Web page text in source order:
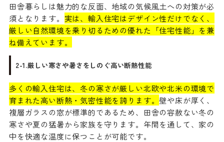
田舎暮らしは魅力的な反面、地域の気候風土への対策が必
須となります。 実は、輸入住宅はデザイン性だけでなく、
厳しい自然環境を乗り切るための優れた「住宅性能」を兼
ね備えています。
2-1.厳しい寒さや暑さをしのぐ高い断熱性能
多くの輸入住宅は、冬の寒さが厳しい北欧や北米の環境で
育まれた高い断熱・気密性能を誇ります。壁や床が厚く、
複層ガラスの窓が標準的であるため、田舎の容赦ない冬の
寒さや夏の猛暑から家族を守ります。年間を通して、家の
中を快適な温度に保つことが可能です。